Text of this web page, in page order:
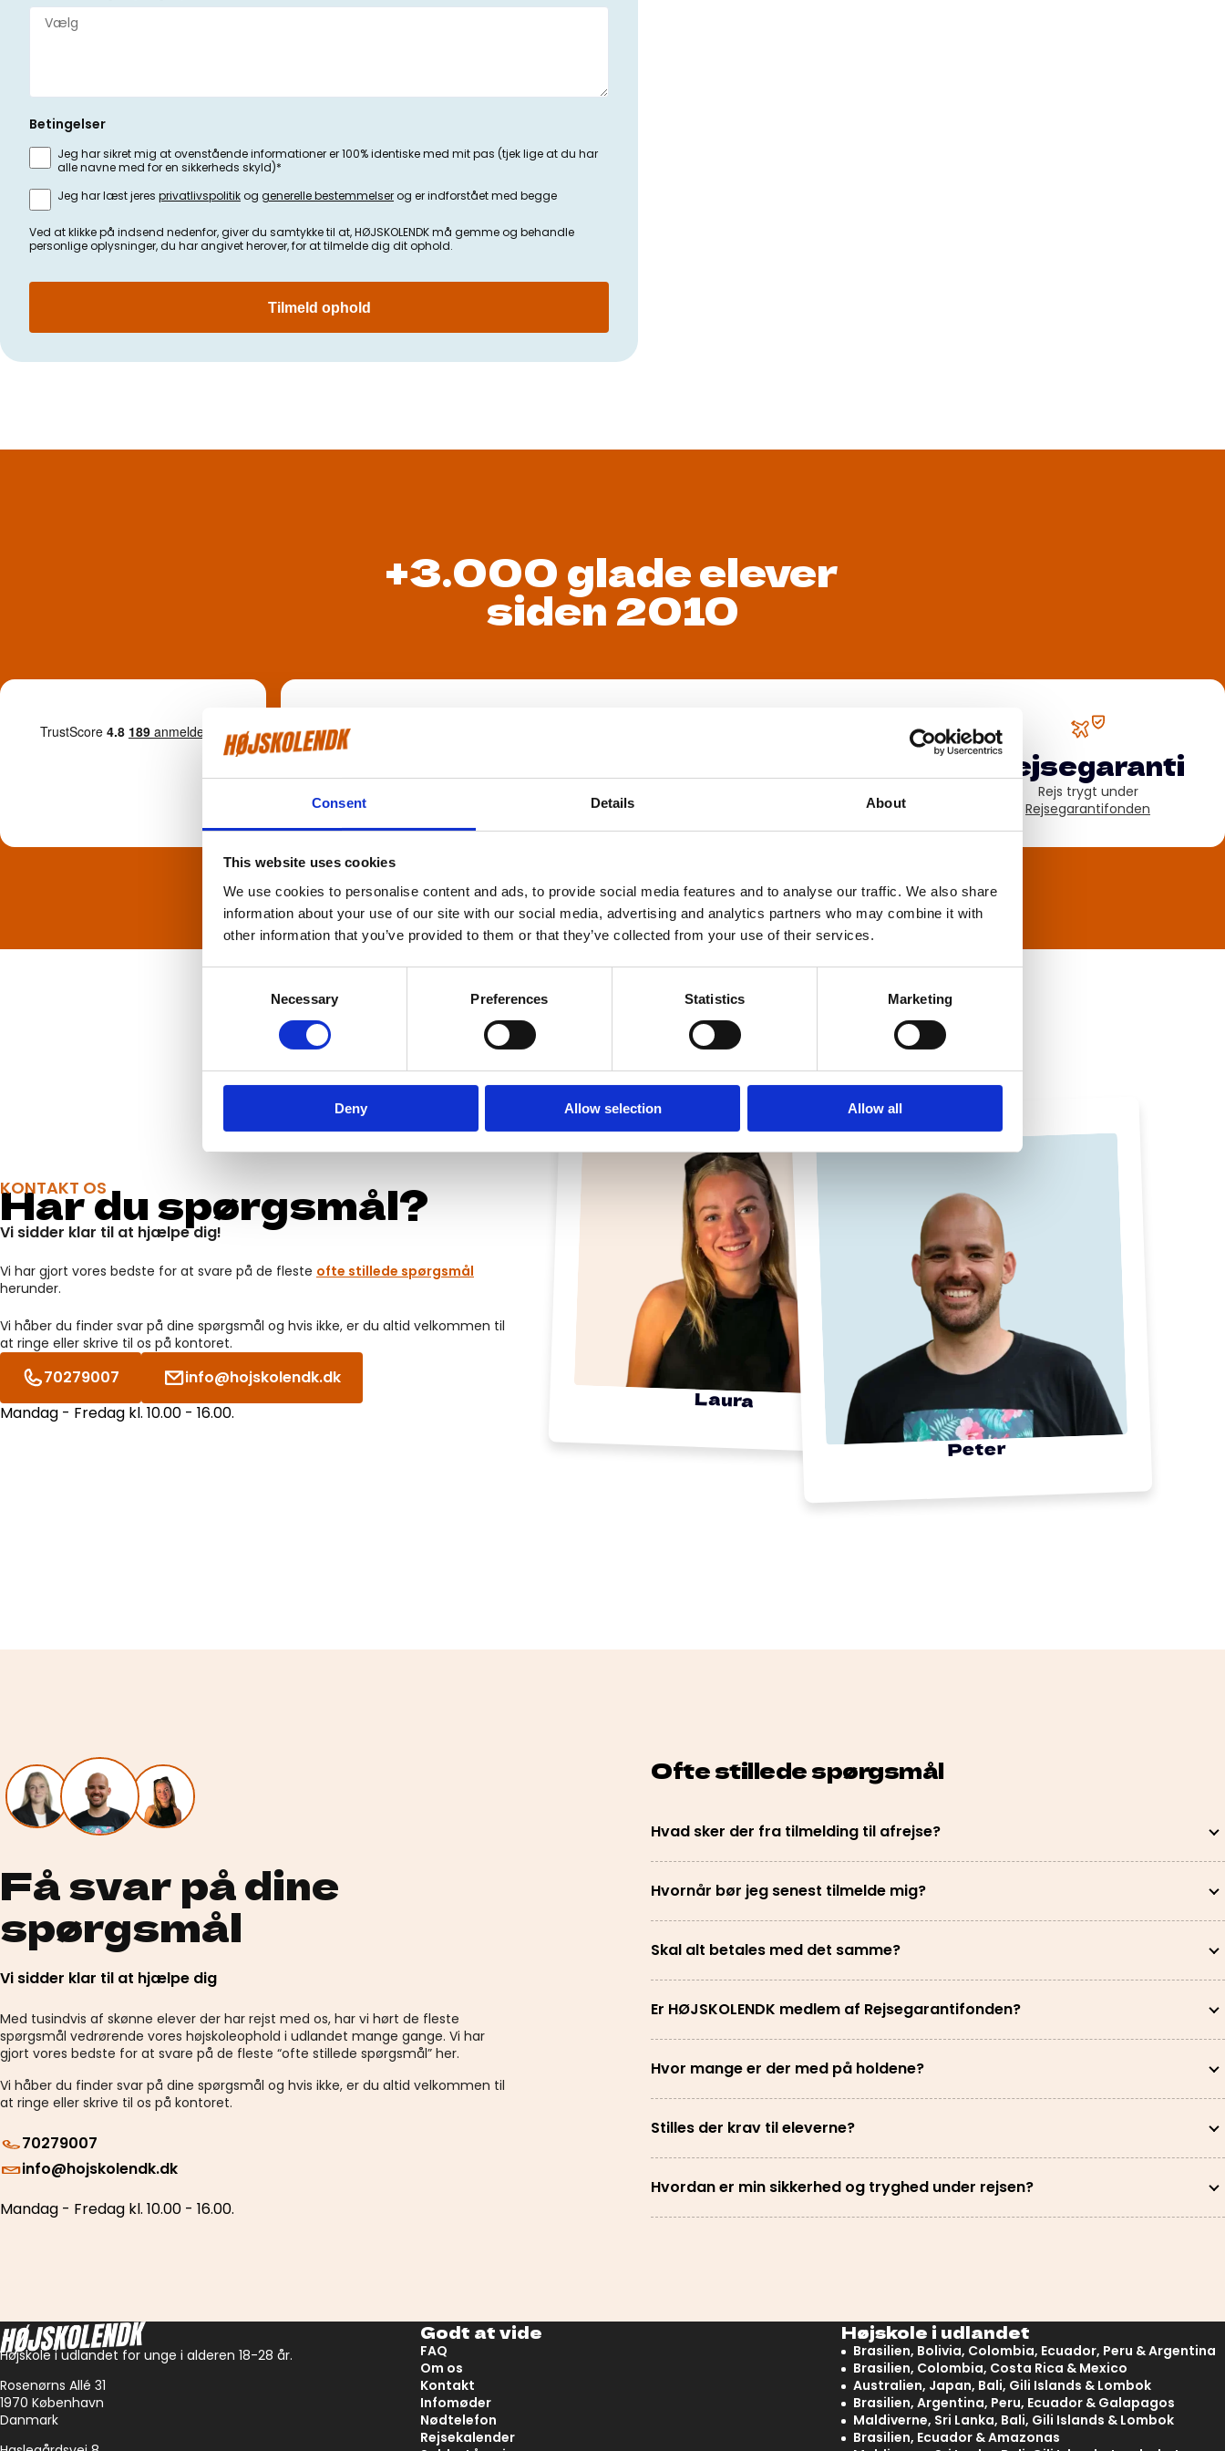
Consent Details About
This website uses cookies
We use cookies to personalise content and ads, to provide social media features and to analyse our traffic. We also share
information about your use of our site with our social media, advertising and analytics partners who may combine it with
other information that you’ve provided to them or that they’ve collected from your use of their services.
Necessary Preferences Statistics Marketing
Deny Allow selection Allow all
Betingelser
Jeg har sikret mig at ovenstående informationer er 100% identiske med mit pas (tjek lige at du har
alle navne med for en sikkerheds skyld)*
Jeg har læst jeres privatlivspolitikog generelle bestemmelserog er indforstået med begge
Ved at klikke på indsend nedenfor, giver du samtykke til at, HØJSKOLENDK må gemme og behandle
personlige oplysninger, du har angivet herover, for at tilmelde dig dit ophold.
Tilmeld ophold
+3.000 glade elever
siden 2010
Rejsegaranti
Rejs trygt under
Rejsegarantifonden
KONTAKT OS
Har du spørgsmål?
Vi sidder klar til at hjælpe dig!
Vi har gjort vores bedste for at svare på de fleste ofte stillede spørgsmål
herunder.
Vi håber du finder svar på dine spørgsmål og hvis ikke, er du altid velkommen til
at ringe eller skrive til os på kontoret.
70279007
info@hojskolendk.dk
Mandag - Fredag kl. 10.00 - 16.00.
Laura
Peter
Få svar på dine
spørgsmål
Vi sidder klar til at hjælpe dig
Med tusindvis af skønne elever der har rejst med os, har vi hørt de fleste
spørgsmål vedrørende vores højskoleophold i udlandet mange gange. Vi har
gjort vores bedste for at svare på de fleste “ofte stillede spørgsmål” her.
Vi håber du finder svar på dine spørgsmål og hvis ikke, er du altid velkommen til
at ringe eller skrive til os på kontoret.
70279007
info@hojskolendk.dk
Mandag - Fredag kl. 10.00 - 16.00.
Ofte stillede spørgsmål
Hvad sker der fra tilmelding til afrejse?
Hvornår bør jeg senest tilmelde mig?
Skal alt betales med det samme?
Er HØJSKOLENDK medlem af Rejsegarantifonden?
Hvor mange er der med på holdene?
Stilles der krav til eleverne?
Hvordan er min sikkerhed og tryghed under rejsen?
Højskole i udlandet for unge i alderen 18-28 år.
Rosenørns Allé 31
1970 København
Danmark
Godt at vide
FAQ
Om os
Kontakt
Infomøder
Nødtelefon
Rejsekalender
Højskole i udlandet
Brasilien, Bolivia, Colombia, Ecuador, Peru & Argentina
Brasilien, Colombia, Costa Rica & Mexico
Australien, Japan, Bali, Gili Islands & Lombok
Brasilien, Argentina, Peru, Ecuador & Galapagos
Maldiverne, Sri Lanka, Bali, Gili Islands & Lombok
Brasilien, Ecuador & Amazonas